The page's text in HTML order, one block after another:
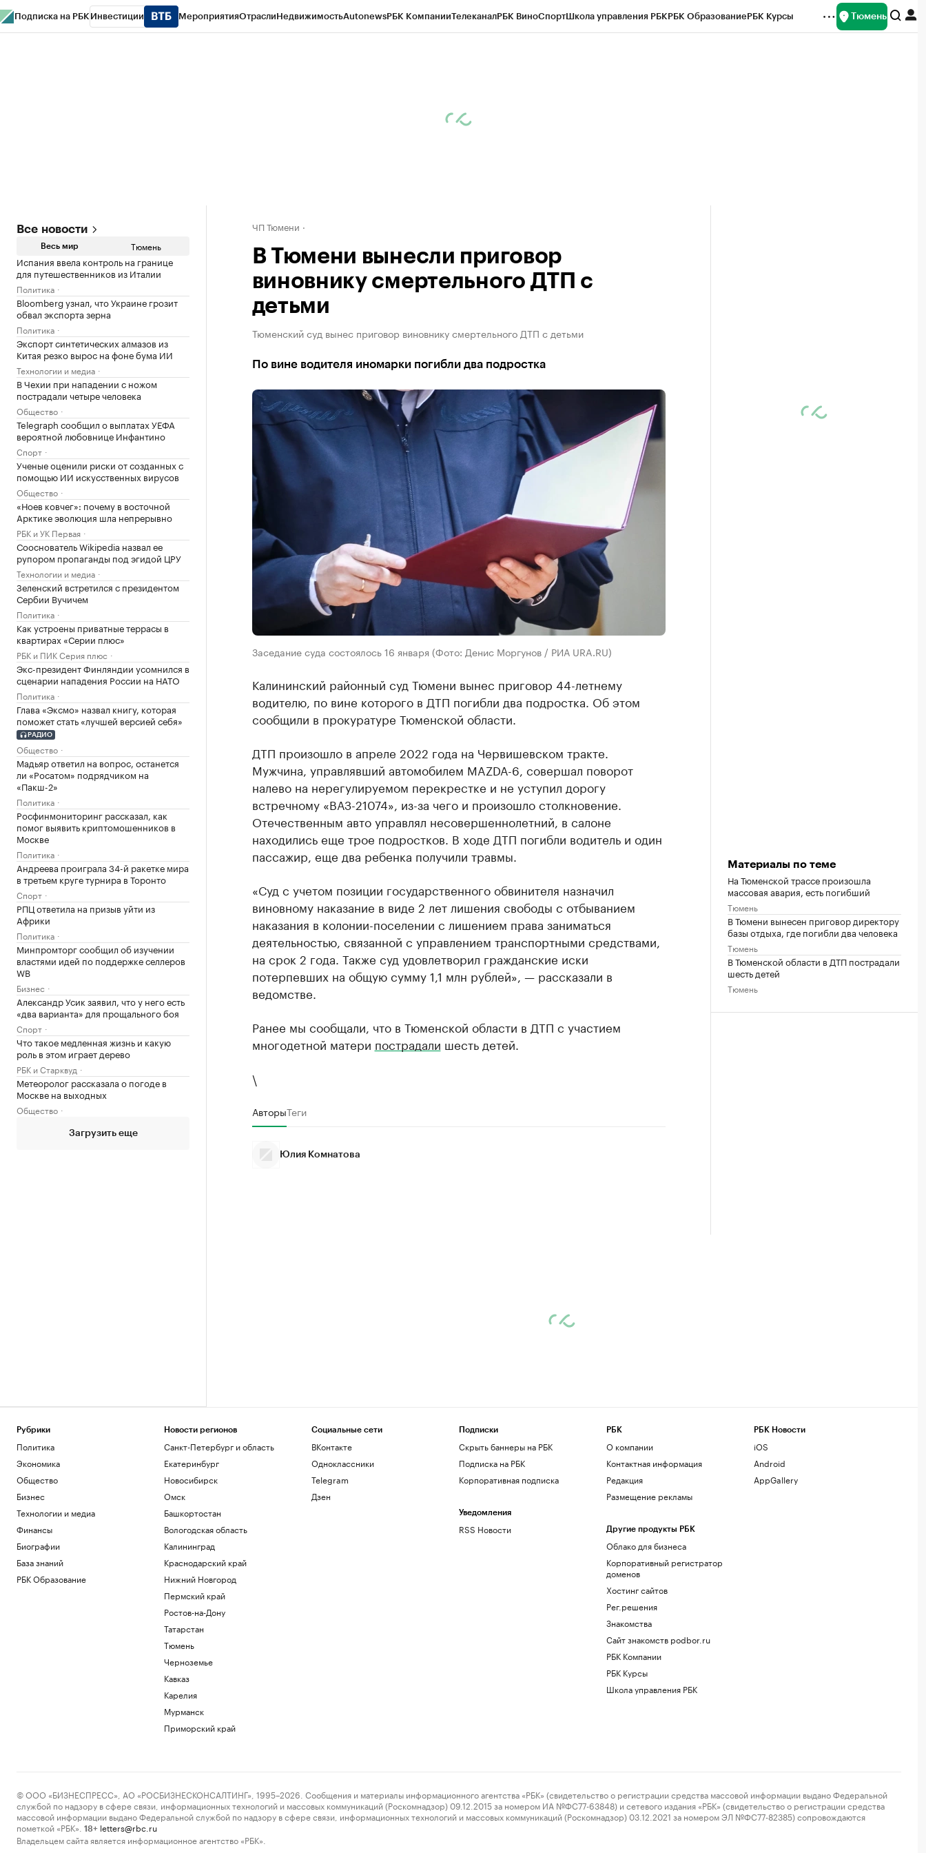
Подписка на РБК Инвестиции МероприятияОтраслиНедвижимостьAutonewsРБК КомпанииТелеканалРБК ВиноСпортШкола управления РБКРБК ОбразованиеРБК Курсы Тюмень
Все новости
Весь мир Тюмень
Испания ввела контроль на границе
для путешественников из Италии
Политика
Bloomberg узнал, что Украине грозит
обвал экспорта зерна
Политика
Экспорт синтетических алмазов из
Китая резко вырос на фоне бума ИИ
Технологии и медиа
В Чехии при нападении с ножом
пострадали четыре человека
Общество
Telegraph сообщил о выплатах УЕФА
вероятной любовнице Инфантино
Спорт
Ученые оценили риски от созданных с
помощью ИИ искусственных вирусов
Общество
«Ноев ковчег»: почему в восточной
Арктике эволюция шла непрерывно
РБК и УК Первая
Сооснователь Wikipedia назвал ее
рупором пропаганды под эгидой ЦРУ
Технологии и медиа
Зеленский встретился с президентом
Сербии Вучичем
Политика
Как устроены приватные террасы в
квартирах «Серии плюс»
РБК и ПИК Серия плюс
Экс-президент Финляндии усомнился в
сценарии нападения России на НАТО
Политика
Глава «Эксмо» назвал книгу, которая
поможет стать «лучшей версией себя»
РАДИО
Общество
Мадьяр ответил на вопрос, останется
ли «Росатом» подрядчиком на
«Пакш-2»
Политика
Росфинмониторинг рассказал, как
помог выявить криптомошенников в
Москве
Политика
Андреева проиграла 34-й ракетке мира
в третьем круге турнира в Торонто
Спорт
РПЦ ответила на призыв уйти из
Африки
Политика
Минпромторг сообщил об изучении
властями идей по поддержке селлеров
WB
Бизнес
Александр Усик заявил, что у него есть
«два варианта» для прощального боя
Спорт
Что такое медленная жизнь и какую
роль в этом играет дерево
РБК и Старквуд
Метеоролог рассказала о погоде в
Москве на выходных
Общество
Загрузить еще
ЧП Тюмени
В Тюмени вынесли приговор
виновнику смертельного ДТП с
детьми
Тюменский суд вынес приговор виновнику смертельного ДТП с детьми
По вине водителя иномарки погибли два подростка
Заседание суда состоялось 16 января (Фото: Денис Моргунов / РИА URA.RU)
Калининский районный суд Тюмени вынес приговор 44-летнему
водителю, по вине которого в ДТП погибли два подростка. Об этом
сообщили в прокуратуре Тюменской области.
ДТП произошло в апреле 2022 года на Червишевском тракте.
Мужчина, управлявший автомобилем MAZDA-6, совершал поворот
налево на нерегулируемом перекрестке и не уступил дорогу
встречному «ВАЗ-21074», из-за чего и произошло столкновение.
Отечественным авто управлял несовершеннолетний, в салоне
находились еще трое подростков. В ходе ДТП погибли водитель и один
пассажир, еще два ребенка получили травмы.
«Суд с учетом позиции государственного обвинителя назначил
виновному наказание в виде 2 лет лишения свободы с отбыванием
наказания в колонии-поселении с лишением права заниматься
деятельностью, связанной с управлением транспортными средствами,
на срок 2 года. Также суд удовлетворил гражданские иски
потерпевших на общую сумму 1,1 млн рублей», — рассказали в
ведомстве.
Ранее мы сообщали, что в Тюменской области в ДТП с участием
многодетной матери пострадали шесть детей.
\
АвторыТеги
Юлия Комнатова
Материалы по теме
На Тюменской трассе произошла
массовая авария, есть погибший
Тюмень
В Тюмени вынесен приговор директору
базы отдыха, где погибли два человека
Тюмень
В Тюменской области в ДТП пострадали
шесть детей
Тюмень
Рубрики
Политика
Экономика
Общество
Бизнес
Технологии и медиа
Финансы
Биографии
База знаний
РБК Образование
Новости регионов
Санкт-Петербург и область
Екатеринбург
Новосибирск
Омск
Башкортостан
Вологодская область
Калининград
Краснодарский край
Нижний Новгород
Пермский край
Ростов-на-Дону
Татарстан
Тюмень
Черноземье
Кавказ
Карелия
Мурманск
Приморский край
Социальные сети
ВКонтакте
Одноклассники
Telegram
Дзен
Подписки
Скрыть баннеры на РБК
Подписка на РБК
Корпоративная подписка
Уведомления
RSS Новости
РБК
О компании
Контактная информация
Редакция
Размещение рекламы
Другие продукты РБК
Облако для бизнеса
Корпоративный регистратор
доменов
Хостинг сайтов
Рег.решения
Знакомства
Сайт знакомств podbor.ru
РБК Компании
РБК Курсы
Школа управления РБК
РБК Новости
iOS
Android
AppGallery
© ООО «БИЗНЕСПРЕСС», АО «РОСБИЗНЕСКОНСАЛТИНГ», 1995–2026. Сообщения и материалы информационного агентства «РБК» (свидетельство о регистрации средства массовой информации выдано Федеральной
службой по надзору в сфере связи, информационных технологий и массовых коммуникаций (Роскомнадзор) 09.12.2015 за номером ИА №ФС77-63848) и сетевого издания «РБК» (свидетельство о регистрации средства
массовой информации выдано Федеральной службой по надзору в сфере связи, информационных технологий и массовых коммуникаций (Роскомнадзор) 03.12.2021 за номером ЭЛ №ФС77-82385) сопровождаются
пометкой «РБК».
18+ letters@rbc.ru
Владельцем сайта является информационное агентство «РБК».